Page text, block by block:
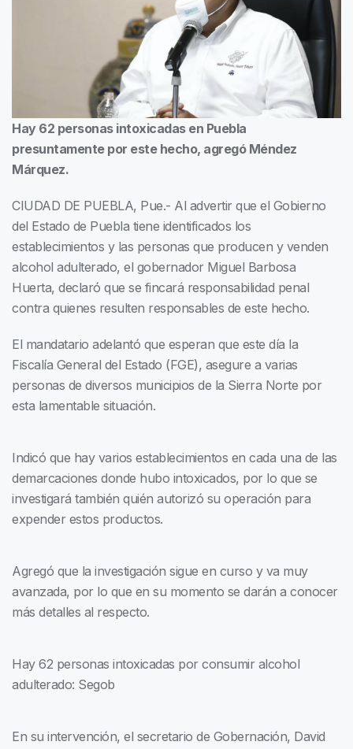
Hay 62 personas intoxicadas en Puebla
presuntamente por este hecho, agregó Méndez
Márquez.
CIUDAD DE PUEBLA, Pue.- Al advertir que el Gobierno
del Estado de Puebla tiene identificados los
establecimientos y las personas que producen y venden
alcohol adulterado, el gobernador Miguel Barbosa
Huerta, declaró que se fincará responsabilidad penal
contra quienes resulten responsables de este hecho.
El mandatario adelantó que esperan que este día la
Fiscalía General del Estado (FGE), asegure a varias
personas de diversos municipios de la Sierra Norte por
esta lamentable situación.
Indicó que hay varios establecimientos en cada una de las
demarcaciones donde hubo intoxicados, por lo que se
investigará también quién autorizó su operación para
expender estos productos.
Agregó que la investigación sigue en curso y va muy
avanzada, por lo que en su momento se darán a conocer
más detalles al respecto.
Hay 62 personas intoxicadas por consumir alcohol
adulterado: Segob
En su intervención, el secretario de Gobernación, David